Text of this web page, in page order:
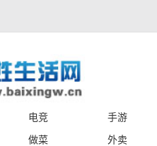
电竞
手游
做菜
外卖